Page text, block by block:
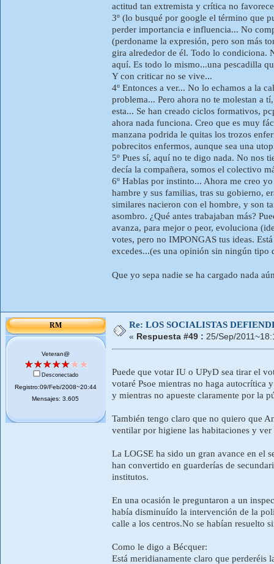
actitud tan extremista y crítica no
3º (lo busqué por google el término que
perder importancia e influencia... No
(perdoname la expresión, pero son más
gira alrededor de él. Todo lo condiciona.
aquí. Es todo lo mismo...una pescadilla
Y con criticar no se vive...
4º Entonces a ver... No lo echamos a la
problema... Pero ahora no te molestan a
esta... Se han creado ciclos formativos,
ahora nada funciona. Creo que es muy
manzana podrida le quitas los trozos
pobrecitos enfermos, aunque sea una
5º Pues sí, aquí no te digo nada. No nos
decía la compañera, somos el colectivo
6º Hablas por instinto... Ahora me creo
hambre y sus familias, tras su gobierno,
similares nacieron con el hombre, y son
asombro. ¿Qué antes trabajaban más?
avanza, para mejor o peor, evoluciona
votes, pero no IMPONGAS tus ideas.
excedes...(es una opinión sin ningún tipo
Que yo sepa nadie se ha cargado nada
RM
Veteran@
Desconectado
Registro:09/Feb/2008~20:44
Mensajes: 3.605
Re: LOS SOCIALISTAS
« Respuesta #49 : 25/Sep/
Puede que votar IU o UPyD sea tirar el
votaré Psoe mientras no haga autocrítica
y mientras no apueste claramente por la
También tengo claro que no quiero que
ventilar por higiene las habitaciones y
La LOGSE ha sido un gran avance en el
han convertido en guarderías de
institutos.
En una ocasión le preguntaron a un
había disminuído la intervención de la
calle a los centros.No se habían resuelto
Como le digo a Bécquer:
Está meridianamente claro que perderéis